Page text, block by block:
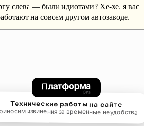
слева — были идиотами? Хе-хе, я вас
на совсем другом автозаводе.